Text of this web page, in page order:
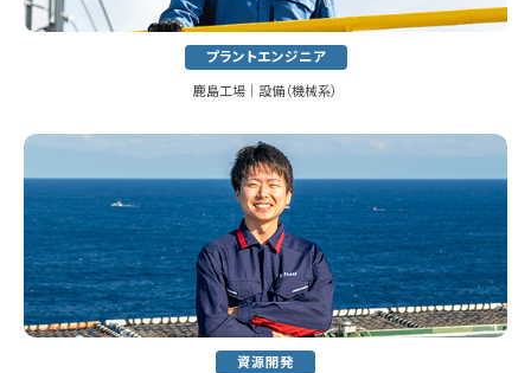
プラントエンジニア
鹿島工場│設備（機械系）
資源開発